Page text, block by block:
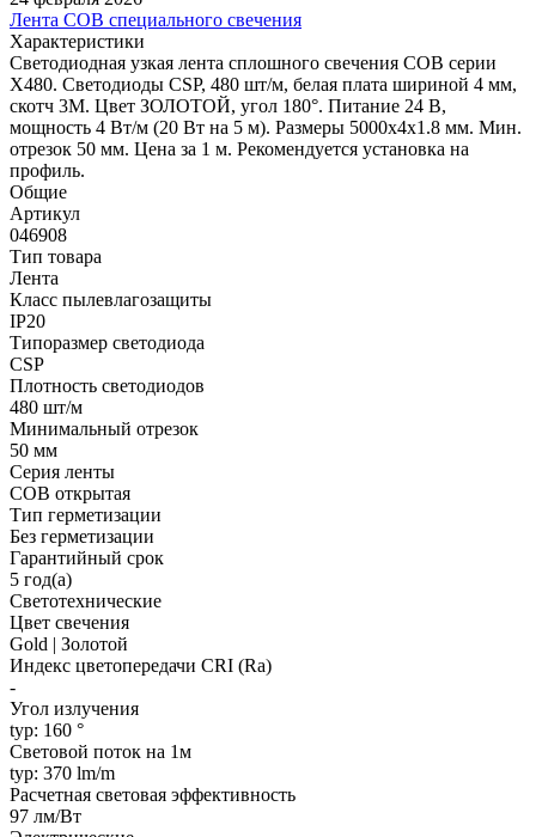
Лента COB специального свечения
Характеристики
Светодиодная узкая лента сплошного свечения COB серии
X480. Светодиоды CSP, 480 шт/м, белая плата шириной 4 мм,
скотч 3M. Цвет ЗОЛОТОЙ, угол 180°. Питание 24 В,
мощность 4 Вт/м (20 Вт на 5 м). Размеры 5000х4х1.8 мм. Мин.
отрезок 50 мм. Цена за 1 м. Рекомендуется установка на
профиль.
Общие
Артикул
046908
Тип товара
Лента
Класс пылевлагозащиты
IP20
Типоразмер светодиода
CSP
Плотность светодиодов
480 шт/м
Минимальный отрезок
50 мм
Серия ленты
COB открытая
Тип герметизации
Без герметизации
Гарантийный срок
5 год(а)
Светотехнические
Цвет свечения
Gold | Золотой
Индекс цветопередачи CRI (Ra)
-
Угол излучения
typ: 160 °
Световой поток на 1м
typ: 370 lm/m
Расчетная световая эффективность
97 лм/Вт